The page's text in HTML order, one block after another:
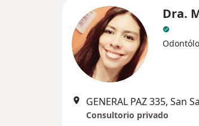
Dra.
GENERAL PAZ 335, San
Consultorio privado